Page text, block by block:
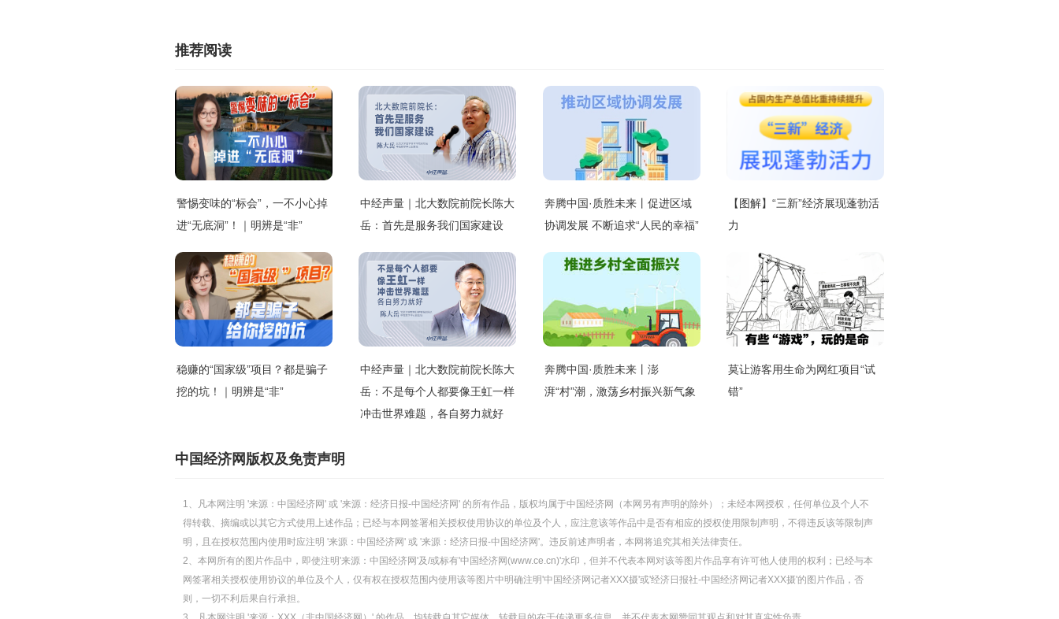
推荐阅读
警惕变味的“标会”，一不小心掉
进“无底洞”！｜明辨是“非”
中经声量｜北大数院前院长陈大
岳：首先是服务我们国家建设
奔腾中国·质胜未来丨促进区域
协调发展 不断追求“人民的幸福”
【图解】“三新”经济展现蓬勃活
力
稳赚的“国家级”项目？都是骗子
挖的坑！｜明辨是“非”
中经声量｜北大数院前院长陈大
岳：不是每个人都要像王虹一样
冲击世界难题，各自努力就好
奔腾中国·质胜未来丨澎
湃“村”潮，激荡乡村振兴新气象
莫让游客用生命为网红项目“试
错”
中国经济网版权及免责声明
1、凡本网注明 '来源：中国经济网' 或 '来源：经济日报-中国经济网' 的所有作品，版权均属于中国经济网（本网另有声明的除外）；未经本网授权，任何单位及个人不
得转载、摘编或以其它方式使用上述作品；已经与本网签署相关授权使用协议的单位及个人，应注意该等作品中是否有相应的授权使用限制声明，不得违反该等限制声
明，且在授权范围内使用时应注明 '来源：中国经济网' 或 '来源：经济日报-中国经济网'。违反前述声明者，本网将追究其相关法律责任。
2、本网所有的图片作品中，即使注明'来源：中国经济网'及/或标有'中国经济网(www.ce.cn)'水印，但并不代表本网对该等图片作品享有许可他人使用的权利；已经与本
网签署相关授权使用协议的单位及个人，仅有权在授权范围内使用该等图片中明确注明'中国经济网记者XXX摄'或'经济日报社-中国经济网记者XXX摄'的图片作品，否
则，一切不利后果自行承担。